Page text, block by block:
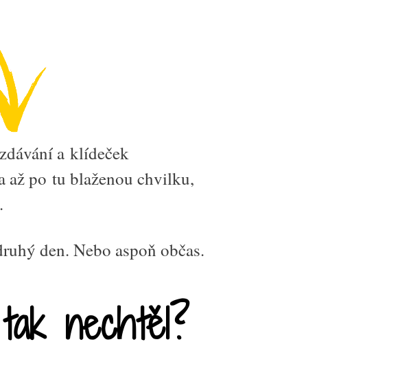
a klídeček
až po tu blaženou chvilku,
den. Nebo aspoň občas.
nechtěl?